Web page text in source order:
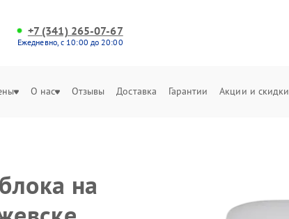
+7 (341) 265-07-67
Ежедневно, с 10:00 до 20:00
О нас Отзывы Доставка Гарантии Акции и скидки
на